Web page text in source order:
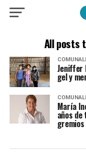
All posts
Jeniffer
gel y
María
años
gremios